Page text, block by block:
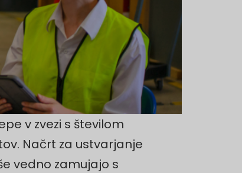
v zvezi s številom
Načrt za ustvarjanje
vedno zamujajo s